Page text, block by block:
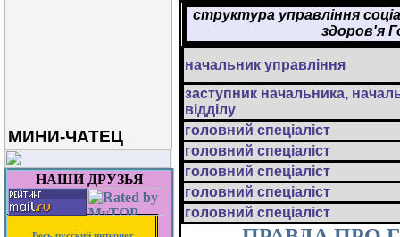
МИНИ-ЧАТЕЦ
НАШИ ДРУЗЬЯ
структура управління
здоров'я
начальник управління
заступник начальника,
відділу
головний спеціаліст
головний спеціаліст
головний спеціаліст
головний спеціаліст
головний спеціаліст